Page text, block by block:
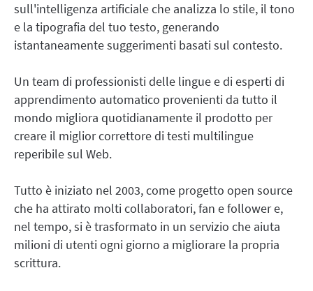
Firefox
Safari
Outlook
BETA
Apple Mail
Google Docs
Word
LibreOffice
Mostra sottomenù
Applicazioni
macOS
Windows
Altro
Per le aziende
API di revisione
Blog
Opportunità di lavoro
Privacy
Termini e condizioni
Imprint
sull'intelligenza artificiale che analizza lo stile, il tono
e la tipografia del tuo testo, generando
istantaneamente suggerimenti basati sul contesto.
Un team di professionisti delle lingue e di esperti di
apprendimento automatico provenienti da tutto il
mondo migliora quotidianamente il prodotto per
creare il miglior correttore di testi multilingue
reperibile sul Web.
Tutto è iniziato nel 2003, come progetto open source
che ha attirato molti collaboratori, fan e follower e,
nel tempo, si è trasformato in un servizio che aiuta
milioni di utenti ogni giorno a migliorare la propria
scrittura.